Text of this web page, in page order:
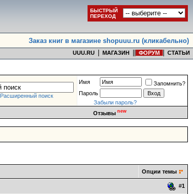
БЫСТРЫЙ
ПЕРЕХОД
Заказ книг в магазине shopuuu.ru (кликабельно)
UUU.RU МАГАЗИН ФОРУМ СТАТЬИ
Расширенный поиск
Имя
Запомнить?
Пароль
Забыли пароль?
Отзывы new
Опции темы
#1